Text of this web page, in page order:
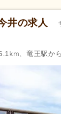
精神
ジャー）
自
週
土
冬季
井の求人
、竜王駅か